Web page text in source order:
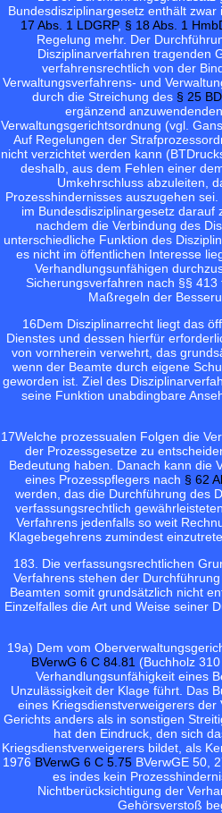
Bundesdisziplinargesetz enthält
17 Abs. 1 LDGRP, § 18 Abs. 1
Regelung mehr. Der
Disziplinarverfahren tragenden
verfahrensrechtlich von der
Verwaltungsverfahrens- und
durch die Streichung des § 25
ergänzend
Verwaltungsgerichtsordnung (vgl.
Auf Regelungen der
nicht verzichtet werden kann
deshalb, aus dem Fehlen einer
Umkehrschluss abzuleiten,
Prozesshindernisses auszugehen
im Bundesdisziplinargesetz
nachdem die Verbindung des
unterschiedliche Funktion des
es nicht im öffentlichen Interesse
Verhandlungsunfähigen
Sicherungsverfahren nach §§
Maßregeln der
16Dem Disziplinarrecht liegt das
Dienstes und dessen hierfür
von vornherein verwehrt, das
wenn der Beamte durch eigene
geworden ist. Ziel des
seine Funktion unabdingbare
17Welche prozessualen Folgen die
der Prozessgesetze zu
Bedeutung haben. Danach kann die
eines Prozesspflegers nach § 62
werden, das die Durchführung des
verfassungsrechtlich
Verfahrens jedenfalls so weit
Klagebegehrens zumindest
183. Die verfassungsrechtlichen
Verfahrens stehen der
Beamten somit grundsätzlich nicht
Einzelfalles die Art und Weise seiner
19a) Dem vom
BVerwG 6 C 84.81 (Buchholz
Verhandlungsunfähigkeit eines
Unzulässigkeit der Klage führt. Das
eines Kriegsdienstverweigerers
Gerichts anders als in sonstigen
hat den Eindruck, den sich
Kriegsdienstverweigerers bildet, als
1976 BVerwG 6 C 5.75BVerwGE 50,
es indes kein
Nichtberücksichtigung der
Gehörsverstoß